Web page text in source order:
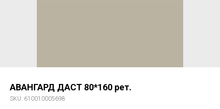
АВАНГАРД ДАСТ 80*160 рет.
SKU: 610010005698